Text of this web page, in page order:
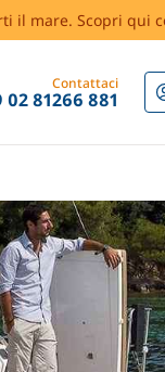
il mare. Scopri qui
Contattaci
02 81266 881